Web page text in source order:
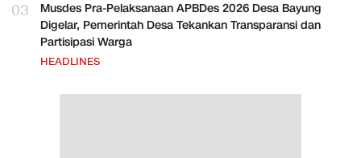
03
Musdes Pra-Pelaksanaan APBDes 2026 Desa Bayung
Digelar, Pemerintah Desa Tekankan Transparansi dan
Partisipasi Warga
HEADLINES